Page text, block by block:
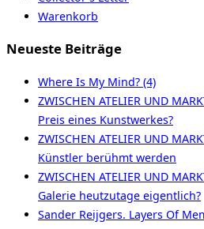
Warenkorb
Neueste Beiträge
Where Is My Mind? (4)
ZWISCHEN ATELIER UND
Preis eines Kunstwerkes?
ZWISCHEN ATELIER UND
Künstler berühmt werden
ZWISCHEN ATELIER UND
Galerie heutzutage eigentlich?
Sander Reijgers. Layers Of